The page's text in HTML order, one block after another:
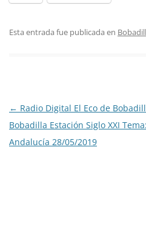
Esta entrada fue publicada en
Navegación
de
entradas
← Radio Digital El Eco de
Bobadilla Estación Siglo XXI
Andalucía 28/05/2019